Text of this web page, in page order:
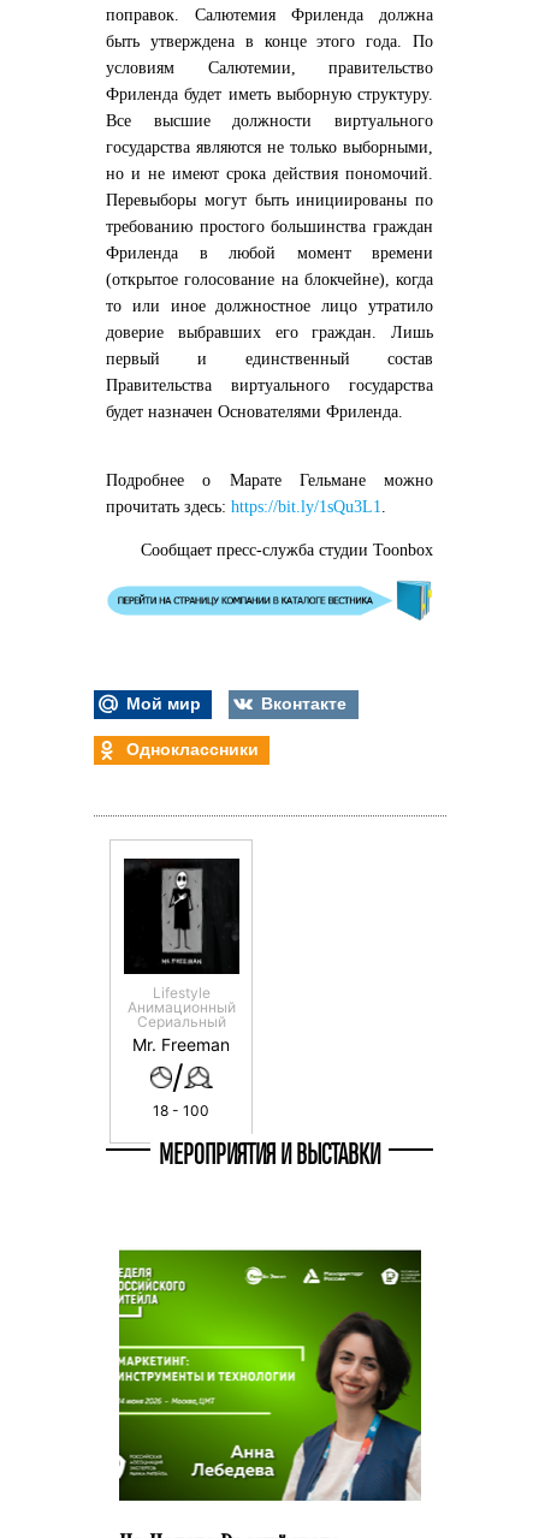
поправок. Салютемия Фриленда должна
быть утверждена в конце этого года. По
условиям Салютемии, правительство
Фриленда будет иметь выборную структуру.
Все высшие должности виртуального
государства являются не только выборными,
но и не имеют срока действия пономочий.
Перевыборы могут быть инициированы по
требованию простого большинства граждан
Фриленда в любой момент времени
(открытое голосование на блокчейне), когда
то или иное должностное лицо утратило
доверие выбравших его граждан. Лишь
первый и единственный состав
Правительства виртуального государства
будет назначен Основателями Фриленда.
Подробнее о Марате Гельмане можно
прочитать здесь: https://bit.ly/1sQu3L1
Сообщает пресс-служба студии Toonbox
Мой мир
Вконтакте
Одноклассники
Lifestyle
Анимационный
Сериальный
Mr. Freeman
/
18 - 100
МЕРОПРИЯТИЯ И ВЫСТАВКИ